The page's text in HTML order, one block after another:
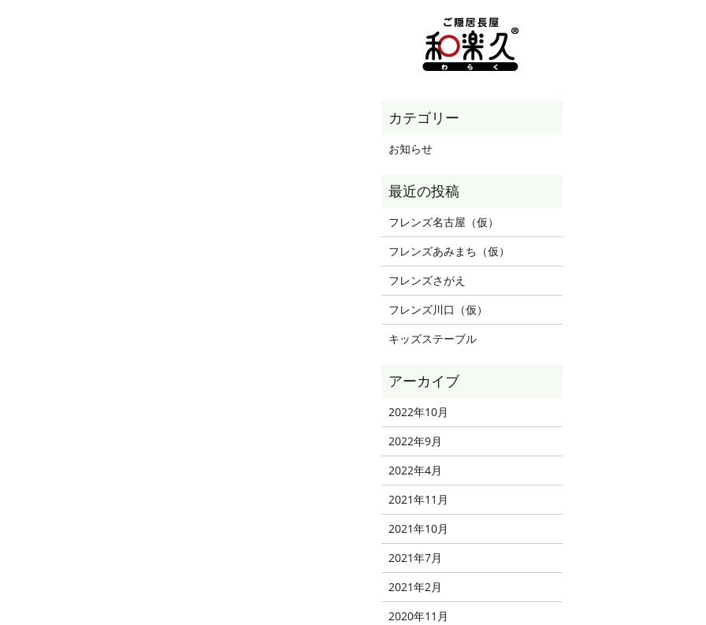
お知らせ
フレンズ名古屋（仮）
フレンズあみまち（仮）
フレンズさがえ
フレンズ川口（仮）
キッズステーブル
2022年10月
2022年9月
2022年4月
2021年11月
2021年10月
2021年7月
2021年2月
2020年11月